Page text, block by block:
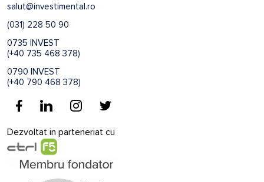
salut@investimental.ro
(031) 228 50 90
0735 INVEST
(+40 735 468 378)
0790 INVEST
(+40 790 468 378)
Dezvoltat in parteneriat cu